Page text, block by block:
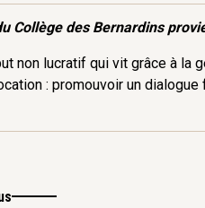
Collège des Bernardins
non lucratif qui vit grâce à la
: promouvoir un